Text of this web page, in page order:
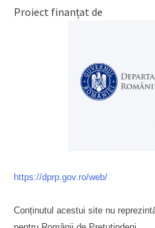
Proiect finanțat de
https://dprp.gov.ro/web/
Conținutul acestui site nu